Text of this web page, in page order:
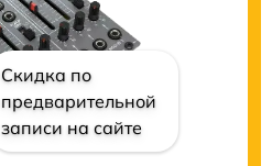
Скидка по
предварительной
записи на сайте